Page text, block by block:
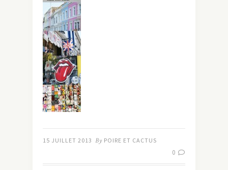
15 JUILLET 2013 By POIRE ET CACTUS
0